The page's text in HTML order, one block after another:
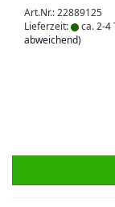
Art.Nr.: 22889125
Lieferzeit:
ca. 2-4
abweichend)